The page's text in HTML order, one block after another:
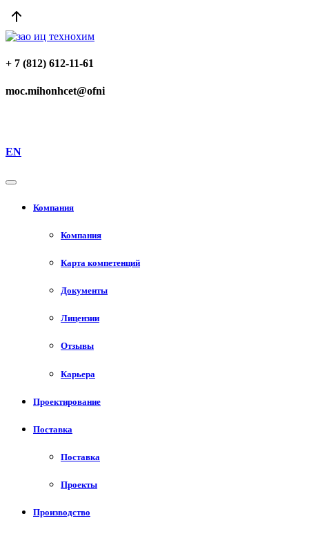
+ 7 (812) 612-11-61
moc.mihonhcet@ofni
EN
Компания
Компания
Карта компетенций
Документы
Лицензии
Отзывы
Карьера
Проектирование
Поставка
Поставка
Проекты
Производство